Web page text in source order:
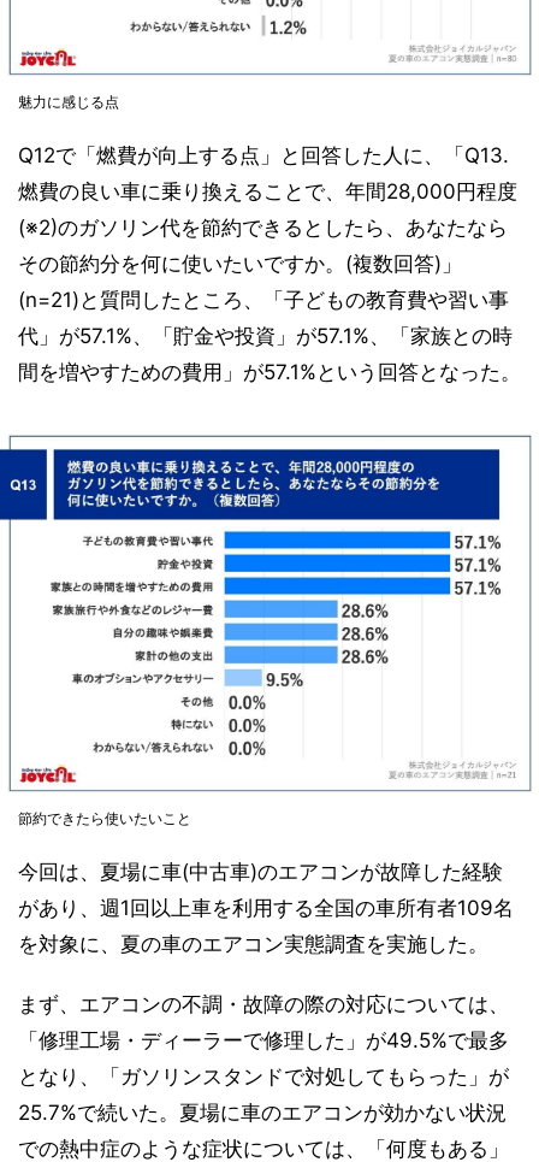
魅力に感じる点
Q12で「燃費が向上する点」と回答した人に、「Q13.
燃費の良い車に乗り換えることで、年間28,000円程度
(※2)のガソリン代を節約できるとしたら、あなたなら
その節約分を何に使いたいですか。(複数回答)」
(n=21)と質問したところ、「子どもの教育費や習い事
代」が57.1%、「貯金や投資」が57.1%、「家族との時
間を増やすための費用」が57.1%という回答となった。
節約できたら使いたいこと
今回は、夏場に車(中古車)のエアコンが故障した経験
があり、週1回以上車を利用する全国の車所有者109名
を対象に、夏の車のエアコン実態調査を実施した。
まず、エアコンの不調・故障の際の対応については、
「修理工場・ディーラーで修理した」が49.5%で最多
となり、「ガソリンスタンドで対処してもらった」が
25.7%で続いた。夏場に車のエアコンが効かない状況
での熱中症のような症状については、「何度もある」